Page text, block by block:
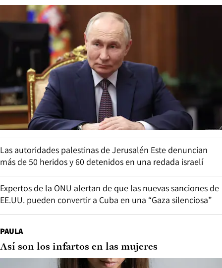
Las autoridades palestinas de Jerusalén Este denuncian
más de 50 heridos y 60 detenidos en una redada israelí
Expertos de la ONU alertan de que las nuevas sanciones de
EE.UU. pueden convertir a Cuba en una “Gaza silenciosa”
PAULA
Así son los infartos en las mujeres